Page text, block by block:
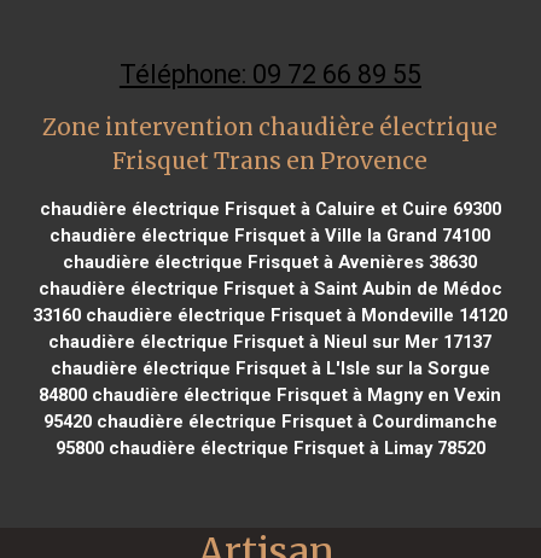
Téléphone: 09 72 66 89 55
Zone intervention chaudière électrique
Frisquet Trans en Provence
chaudière électrique Frisquet à Caluire et Cuire 69300
chaudière électrique Frisquet à Ville la Grand 74100
chaudière électrique Frisquet à Avenières 38630
chaudière électrique Frisquet à Saint Aubin de Médoc
33160 chaudière électrique Frisquet à Mondeville 14120
chaudière électrique Frisquet à Nieul sur Mer 17137
chaudière électrique Frisquet à L'Isle sur la Sorgue
84800 chaudière électrique Frisquet à Magny en Vexin
95420chaudière électrique Frisquet à Courdimanche
95800chaudière électrique Frisquet à Limay 78520